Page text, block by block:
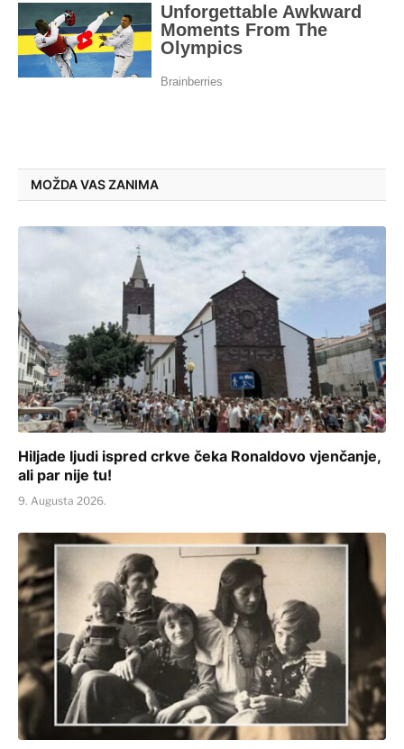
MOŽDA VAS ZANIMA
Hiljade ljudi ispred crkve čeka Ronaldovo vjenčanje,
ali par nije tu!
9. Augusta 2026.